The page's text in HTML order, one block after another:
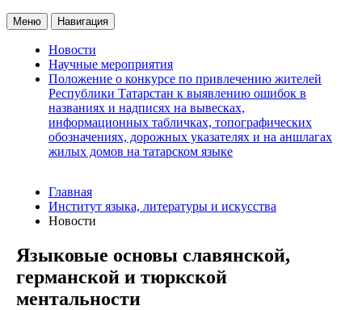
Меню Навигация
Новости
Научные мероприятия
Положение о конкурсе по привлечению жителей
Республики Татарстан к выявлению ошибок в
названиях и надписях на вывесках,
информационных табличках, топографических
обозначениях, дорожных указателях и на аншлагах
жилых домов на татарском языке
Главная
Институт языка, литературы и искусства
Новости
Языковые основы славянской,
германской и тюркской
ментальности